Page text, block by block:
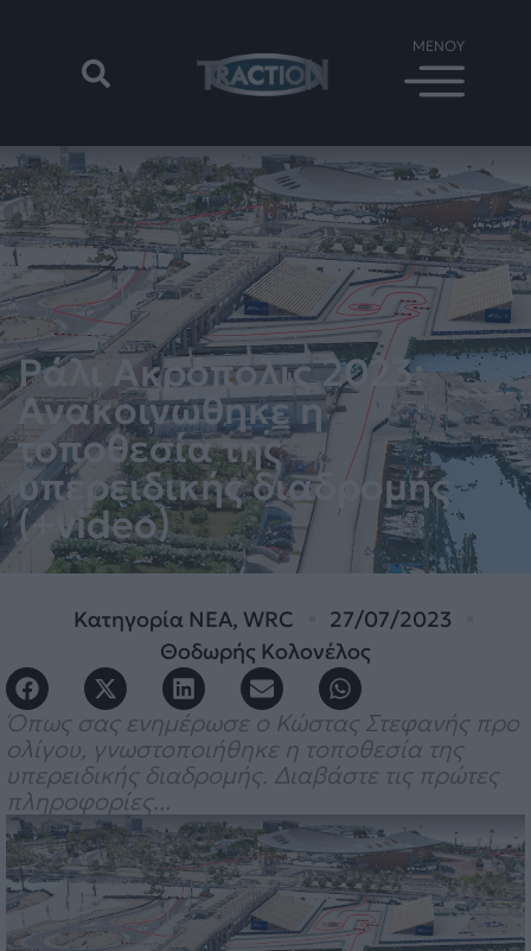
Ράλι Ακρόπολις 2023:
Ανακοινώθηκε η
τοποθεσία της
υπερειδικής διαδρομής
(+video)
Κατηγορία ΝΕΑ, WRC
27/07/2023
Θοδωρής Κολονέλος
Όπως σας ενημέρωσε ο Κώστας Στεφανής προ
ολίγου, γνωστοποιήθηκε η τοποθεσία της
υπερειδικής διαδρομής. Διαβάστε τις πρώτες
πληροφορίες...